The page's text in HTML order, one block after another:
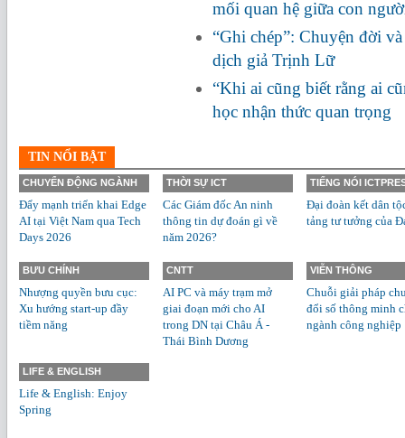
mối quan hệ giữa con
“Ghi chép”: Chuyện đời
dịch giả Trịnh Lữ
“Khi ai cũng biết rằng ai
học nhận thức quan trọng
TIN NỔI BẬT
CHUYỂN ĐỘNG NGÀNH
Đẩy mạnh triển khai Edge
AI tại Việt Nam qua Tech
Days 2026
THỜI SỰ ICT
Các Giám đốc An ninh
thông tin dự đoán gì về
năm 2026?
TIẾNG NÓI
Đại đoàn kết dân
tảng tư tưởng của
BƯU CHÍNH
Nhượng quyền bưu cục:
Xu hướng start-up đầy
tiềm năng
CNTT
AI PC và máy trạm mở
giai đoạn mới cho AI
trong DN tại Châu Á -
Thái Bình Dương
VIỄN THÔNG
Chuỗi giải pháp
đổi số thông minh
ngành công nghiệp
LIFE & ENGLISH
Life & English: Enjoy
Spring